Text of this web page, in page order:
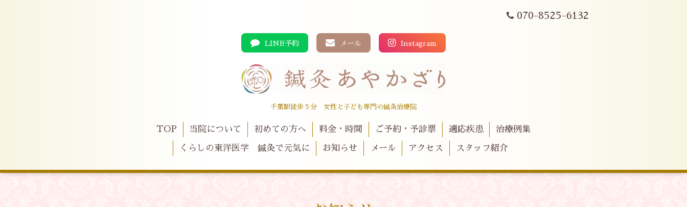
070-8525-6132
LINE予約 メール Instagram
千葉駅徒歩５分 女性と子ども専門の鍼灸治療院
TOP 当院について 初めての方へ 料金・時間 ご予約・予診票 適応疾患 治療例集
くらしの東洋医学 鍼灸で元気に お知らせ メール アクセス スタッフ紹介